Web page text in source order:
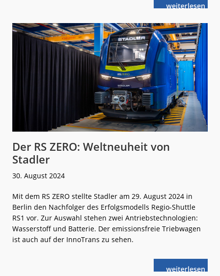
weiterlese
nKIEPE:
DRAISY
Der RS ZERO: Weltneuheit von
Stadler
30. August 2024
Mit dem RS ZERO stellte Stadler am 29. August 2024 in
Berlin den Nachfolger des Erfolgsmodells Regio-Shuttle
RS1 vor. Zur Auswahl stehen zwei Antriebstechnologien:
Wasserstoff und Batterie. Der emissionsfreie Triebwagen
ist auch auf der InnoTrans zu sehen.
weiterlese
nDer